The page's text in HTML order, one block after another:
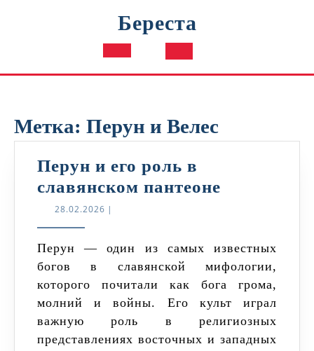
Береста
Кнопка
Метка: Перун и Велес
Перун и его роль в
славянском пантеоне
роль
в
пантеоне
28.02.2026 28.02.2026
|
Перун — один из самых известных
богов в славянской мифологии,
которого почитали как бога грома,
молний и войны. Его культ играл
важную роль в религиозных
представлениях восточных и западных